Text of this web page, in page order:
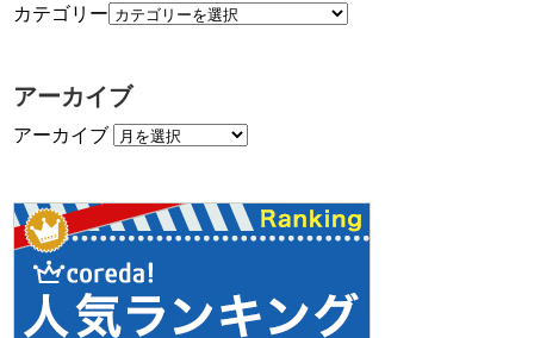
カテゴリー
アーカイブ
アーカイブ